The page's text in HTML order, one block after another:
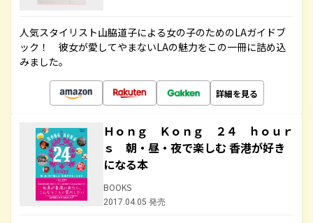
人気スタイリスト山脇道子による女の子のためのLAガイドブ
ック！ 彼女が愛してやまないLAの魅力をこの一冊に詰め込
みました。
詳細を見る
Ｈｏｎｇ Ｋｏｎｇ ２４ ｈｏｕｒ
ｓ 朝・昼・夜で楽しむ 香港が好き
になる本
BOOKS
2017.04.05 発売